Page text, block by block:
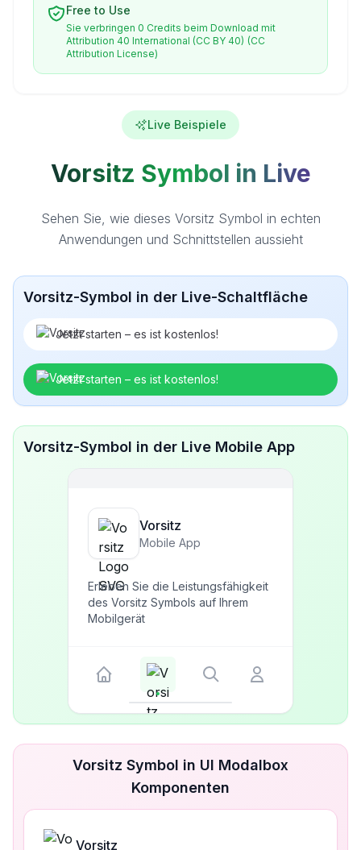
Free to Use
Sie verbringen 0 Credits beim Download mit
Attribution 40 International (CC BY 40) (CC
Attribution License)
Live Beispiele
Vorsitz Symbol in Live
Sehen Sie, wie dieses Vorsitz Symbol in echten
Anwendungen und Schnittstellen aussieht
Vorsitz-Symbol in der Live-Schaltfläche
Jetzt starten – es ist kostenlos!
Jetzt starten – es ist kostenlos!
Vorsitz-Symbol in der Live Mobile App
Vorsitz
Mobile App
Erleben Sie die Leistungsfähigkeit
des Vorsitz Symbols auf Ihrem
Mobilgerät
Vorsitz Symbol in UI Modalbox
Komponenten
Vorsitz